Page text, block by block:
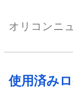
オリコンニ
使用済み